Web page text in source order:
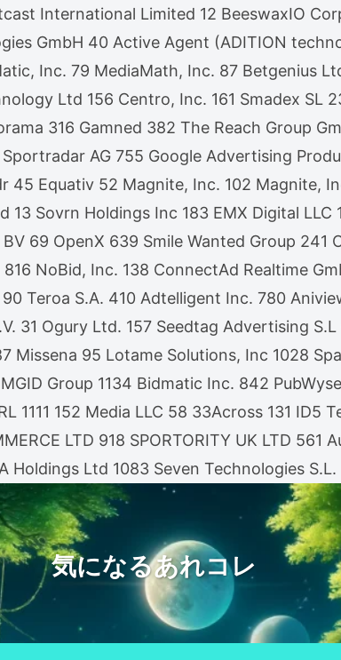
International Limited 12 BeeswaxIO
GmbH 40 Active Agent (ADITION
Inc. 79 MediaMath, Inc. 87 Betgenius
Ltd 156 Centro, Inc. 161 Smadex
316 Gamned 382 The Reach Group
AG 755 Google Advertising
Equativ 52 Magnite, Inc. 102 Magnite,
Sovrn Holdings Inc 183 EMX Digital LLC
69 OpenX 639 Smile Wanted Group 241
NoBid, Inc. 138 ConnectAd Realtime
Teroa S.A. 410 Adtelligent Inc. 780
31 Ogury Ltd. 157 Seedtag Advertising
Missena 95 Lotame Solutions, Inc 1028
Group 1134 Bidmatic Inc. 842
1111 152 Media LLC 58 33Across 131
LTD 918 SPORTORITY UK LTD
Holdings Ltd 1083 Seven Technologies S.L.
気になるあれコレ